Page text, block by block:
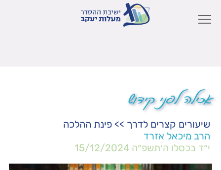
אכילה לפני קידוש
שיעורים קצרים לדרך >> פינת ההלכה
הרב מיכאל אזרד
י״ד בכסלו ה׳תשפ״ה 15/12/2024